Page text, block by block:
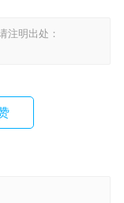
注明出处：